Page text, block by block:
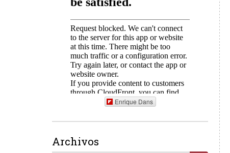
Enrique Dans
Archivos